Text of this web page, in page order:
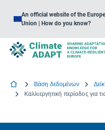
An official website of the
Union | How do you know?
Βάση δεδομένων